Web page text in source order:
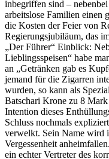
inbegriffen sind –
arbeitslose Familien einen
die Kosten der Feier von
Regierungsjubiläum, das
„Der Führer“ Einblick:
Lieblingsspeisen“ habe
an „Getränken gab es
jemand für die Zigarren
wurden, so kann als
Batschari Krone zu 8
Intention dieses
Schluss nochmals
verwelkt. Sein Name wird
Vergessenheit
ein echter Vertreter des